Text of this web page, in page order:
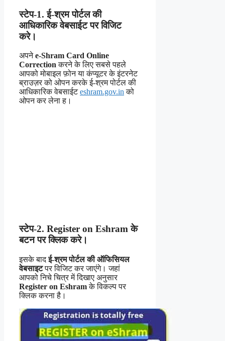
स्टेप-1. ई-श्रम पोर्टल की
आधिकारिक वेबसाईट पर विजिट
करे।
अपनेe-Shram Card Online
Correctionकरने के लिए सबसे पहले
आपको मोबाइल फ़ोन या कंप्यूटर के इंटरनेट
ब्राउज़र को ओपन करके ई-श्रम पोर्टल की
आधिकारिक वेबसाईटeshram.gov.inको
ओपन कर लेना ह।
स्टेप-2. Register on Eshram के
बटन पर क्लिक करे।
इसके बादई-श्रम पोर्टल की ऑफिसियल
वेबसाइटपर विजिट कर जाएंगे। जहां
आपको निचे चित्र में दिखाए अनुसार
Register on Eshramके विकल्प पर
क्लिक करना है।